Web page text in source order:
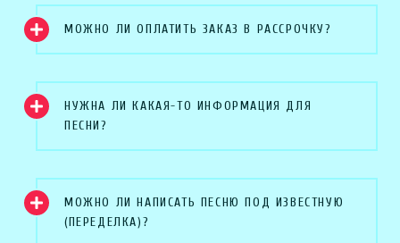
МОЖНО ЛИ ОПЛАТИТЬ ЗАКАЗ В РАССРОЧКУ?
НУЖНА ЛИ КАКАЯ-ТО ИНФОРМАЦИЯ ДЛЯ
ПЕСНИ?
МОЖНО ЛИ НАПИСАТЬ ПЕСНЮ ПОД ИЗВЕСТНУЮ
(ПЕРЕДЕЛКА)?